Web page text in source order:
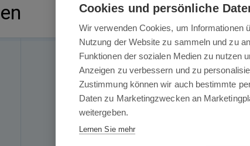
×
0
Cookies und persönliche
Wir verwenden Cookies, um Informationen
Nutzung der Website zu sammeln und zu
Funktionen der sozialen Medien zu nutzen
Anzeigen zu verbessern und zu
Zustimmung können wir auch bestimmte
Daten zu Marketingzwecken an
weitergeben.
Lernen Sie mehr